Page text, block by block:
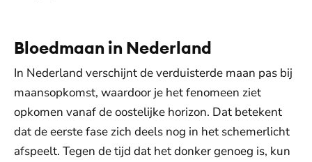
Bloedmaan in Nederland
In Nederland verschijnt de verduisterde maan pas bij
maansopkomst, waardoor je het fenomeen ziet
opkomen vanaf de oostelijke horizon. Dat betekent
dat de eerste fase zich deels nog in het schemerlicht
afspeelt. Tegen de tijd dat het donker genoeg is, kun